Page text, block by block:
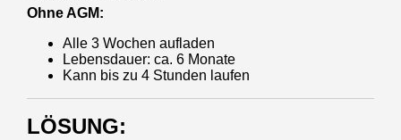
Ohne AGM:
Alle 3 Wochen aufladen
Lebensdauer: ca. 6 Monate
Kann bis zu 4 Stunden laufen
LÖSUNG: